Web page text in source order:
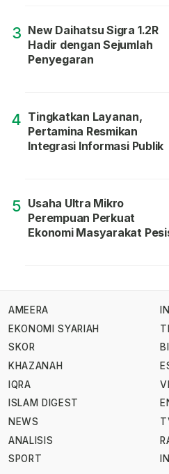
3 New Daihatsu Sigra 1.2R
Hadir dengan Sejumlah
Penyegaran
4 Tingkatkan Layanan,
Pertamina Resmikan
Integrasi Informasi Publik
5 Usaha Ultra Mikro
Perempuan Perkuat
Ekonomi Masyarakat
AMEERA
EKONOMI SYARIAH
SKOR
KHAZANAH
IQRA
ISLAM DIGEST
NEWS
ANALISIS
SPORT